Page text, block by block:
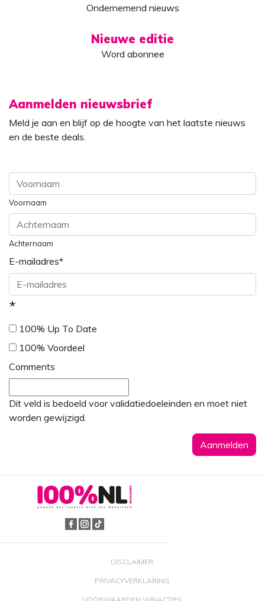
Ondernemend nieuws
Nieuwe editie
Word abonnee
Aanmelden nieuwsbrief
Meld je aan en blijf op de hoogte van het laatste nieuws
en de beste deals.
Voornaam
Achternaam
E-mailadres*
*
100% Up To Date
100% Voordeel
Comments
Dit veld is bedoeld voor validatiedoeleinden en moet niet
worden gewijzigd.
DISCLAIMER
PRIVACYVERKLARING